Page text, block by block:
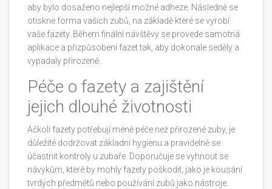
aby bylo dosaženo nejlepší možné adheze. Následně se
otiskne forma vašich zubů, na základě které se vyrobí
vaše fazety. Během finální návštěvy se provede samotná
aplikace a přizpůsobení fazet tak, aby dokonale seděly a
vypadaly přirozeně.
Péče o fazety a zajištění
jejich dlouhé životnosti
Ačkoli fazety potřebují méně péče než přirozené zuby, je
důležité dodržovat základní hygienu a pravidelně se
účastnit kontroly u zubaře. Doporučuje se vyhnout se
návykům, které by mohly fazety poškodit, jako je kousání
tvrdých předmětů nebo používání zubů jako nástroje.